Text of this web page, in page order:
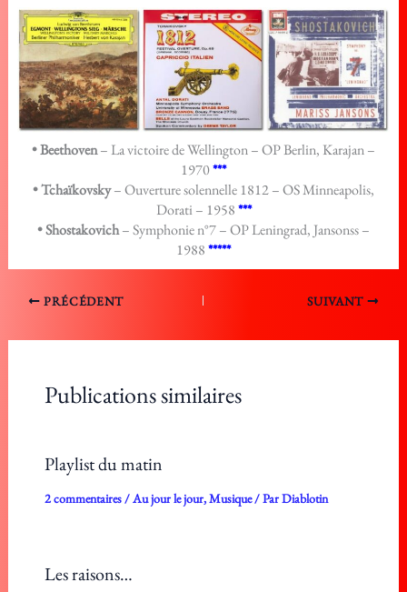
• Beethoven– La victoire de Wellington – OP Berlin, Karajan –
1970***
• Tchaïkovsky– Ouverture solennelle 1812 – OS Minneapolis,
Dorati – 1958***
• Shostakovich– Symphonie n°7 – OP Leningrad, Jansonss –
1988*****
PRÉCÉDENT SUIVANT
Publications similaires
Playlist du matin
2 commentaires/Au jour le jour,Musique/ ParDiablotin
Les raisons…